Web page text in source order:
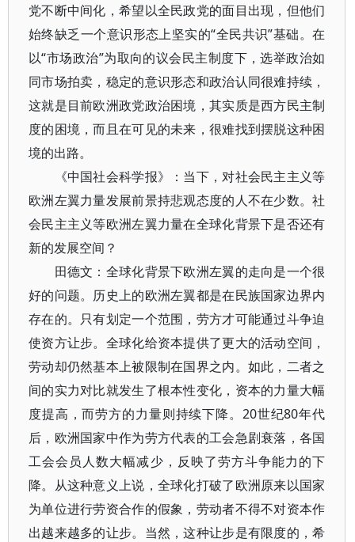
党不断中间化，希望以全民政党的面目出现，但他们
始终缺乏一个意识形态上坚实的“全民共识”基础。在
以“市场政治”为取向的议会民主制度下，选举政治如
同市场拍卖，稳定的意识形态和政治认同很难持续，
这就是目前欧洲政党政治困境，其实质是西方民主制
度的困境，而且在可见的未来，很难找到摆脱这种困
境的出路。
《中国社会科学报》：当下，对社会民主主义等
欧洲左翼力量发展前景持悲观态度的人不在少数。社
会民主主义等欧洲左翼力量在全球化背景下是否还有
新的发展空间？
田德文：全球化背景下欧洲左翼的走向是一个很
好的问题。历史上的欧洲左翼都是在民族国家边界内
存在的。只有划定一个范围，劳方才可能通过斗争迫
使资方让步。全球化给资本提供了更大的活动空间，
劳动却仍然基本上被限制在国界之内。如此，二者之
间的实力对比就发生了根本性变化，资本的力量大幅
度提高，而劳方的力量则持续下降。20世纪80年代
后，欧洲国家中作为劳方代表的工会急剧衰落，各国
工会会员人数大幅减少，反映了劳方斗争能力的下
降。从这种意义上说，全球化打破了欧洲原来以国家
为单位进行劳资合作的假象，劳动者不得不对资本作
出越来越多的让步。当然，这种让步是有限度的，希